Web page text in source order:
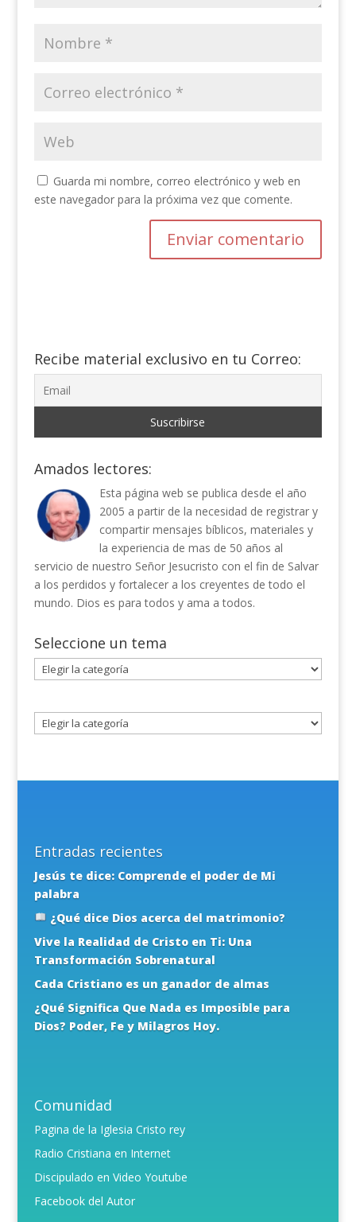
Guarda mi nombre, correo electrónico y web en
este navegador para la próxima vez que comente.
Recibe material exclusivo en tu Correo:
Amados lectores:
Esta página web se publica desde el año
2005 a partir de la necesidad de registrar y
compartir mensajes bíblicos, materiales y
la experiencia de mas de 50 años al
servicio de nuestro Señor Jesucristo con el fin de Salvar
a los perdidos y fortalecer a los creyentes de todo el
mundo. Dios es para todos y ama a todos.
Seleccione un tema
Seleccione
un
Entradas recientes
Jesús te dice: Comprende el poder de Mi
palabra
¿Qué dice Dios acerca del matrimonio?
Vive la Realidad de Cristo en Ti: Una
Transformación Sobrenatural
Cada Cristiano es un ganador de almas
¿Qué Significa Que Nada es Imposible para
Dios? Poder, Fe y Milagros Hoy.
Comunidad
Pagina de la Iglesia Cristo rey
Radio Cristiana en Internet
Discipulado en Video Youtube
Facebook del Autor